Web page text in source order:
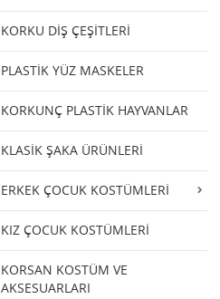
KORKU DİŞ ÇEŞİTLERİ
PLASTİK YÜZ MASKELER
KORKUNÇ PLASTİK HAYVANLAR
KLASİK ŞAKA ÜRÜNLERİ
ERKEK ÇOCUK KOSTÜMLERİ
KIZ ÇOCUK KOSTÜMLERİ
KORSAN KOSTÜM VE
AKSESUARLARI